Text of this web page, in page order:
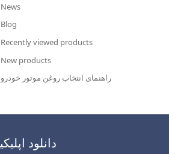
News
Blog
Recently viewed products
New products
راهنمای انتخاب روغن موتور خودرو